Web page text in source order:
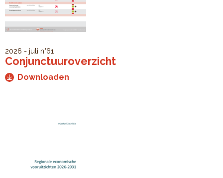
2026 - juli n°61
Conjunctuuroverzicht
Downloaden